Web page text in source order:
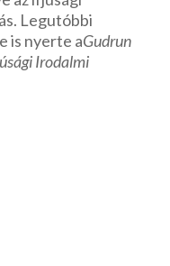
Legutóbbi
is nyerte aGudrun
Irodalmi